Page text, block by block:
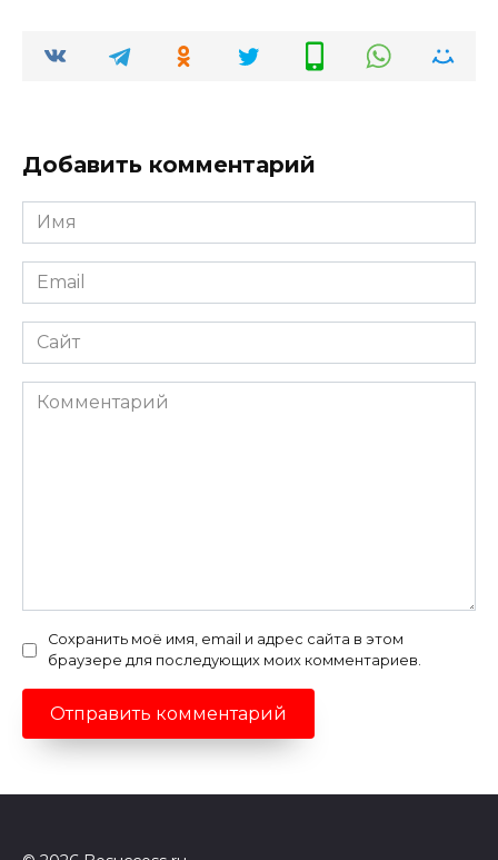
Добавить комментарий
Имя
*
Email
*
Сайт
Комментарий
Сохранить моё имя, email и адрес сайта в этом
браузере для последующих моих комментариев.